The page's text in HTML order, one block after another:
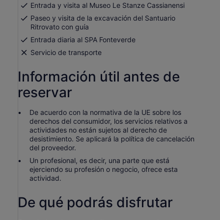
adulto
nueva
Entrada y visita al Museo Le Stanze Cassianensi
Paseo y visita de la excavación del Santuario
Ritrovato con guía
Entrada diaria al SPA Fonteverde
Servicio de transporte
Información útil antes de
reservar
De acuerdo con la normativa de la UE sobre los
derechos del consumidor, los servicios relativos a
actividades no están sujetos al derecho de
desistimiento. Se aplicará la política de cancelación
del proveedor.
Un profesional, es decir, una parte que está
ejerciendo su profesión o negocio, ofrece esta
actividad.
De qué podrás disfrutar